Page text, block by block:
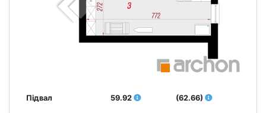
Підвал 59.92 (62.66)